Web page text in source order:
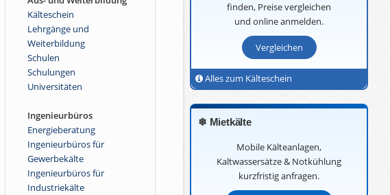
Kälteschein
Lehrgänge und
Weiterbildung
Schulen
Schulungen
Universitäten
Ingenieurbüros
Energieberatung
Ingenieurbüros für
Gewerbekälte
Ingenieurbüros für
Industriekälte
finden, Preise vergleichen
und online anmelden.
Vergleichen
Alles zum Kälteschein
❄ Mietkälte
Mobile Kälteanlagen,
Kaltwassersätze & Notkühlung
kurzfristig anfragen.